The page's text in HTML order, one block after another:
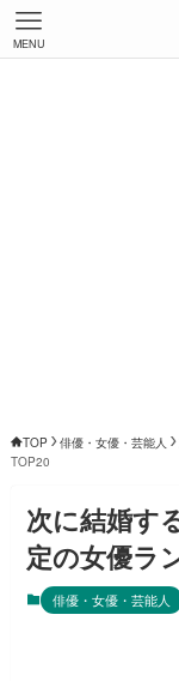
MENU
TOP 俳優・女優・芸能人
TOP20
次に結婚す
定の女優ラ
俳優・女優・芸能人